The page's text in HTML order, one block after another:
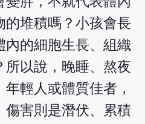
的堆積嗎？小孩會長
內的細胞生長、組織
所以說，晚睡、熬夜
輕人或體質佳者，
傷害則是潛伏、累積